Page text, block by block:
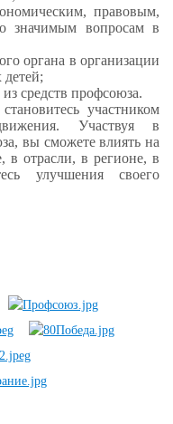
правовым,
значимым вопросам в
органа в организации
средств профсоюза.
участником
Участвуя в
вы сможете влиять на
в отрасли, в регионе, в
улучшения своего